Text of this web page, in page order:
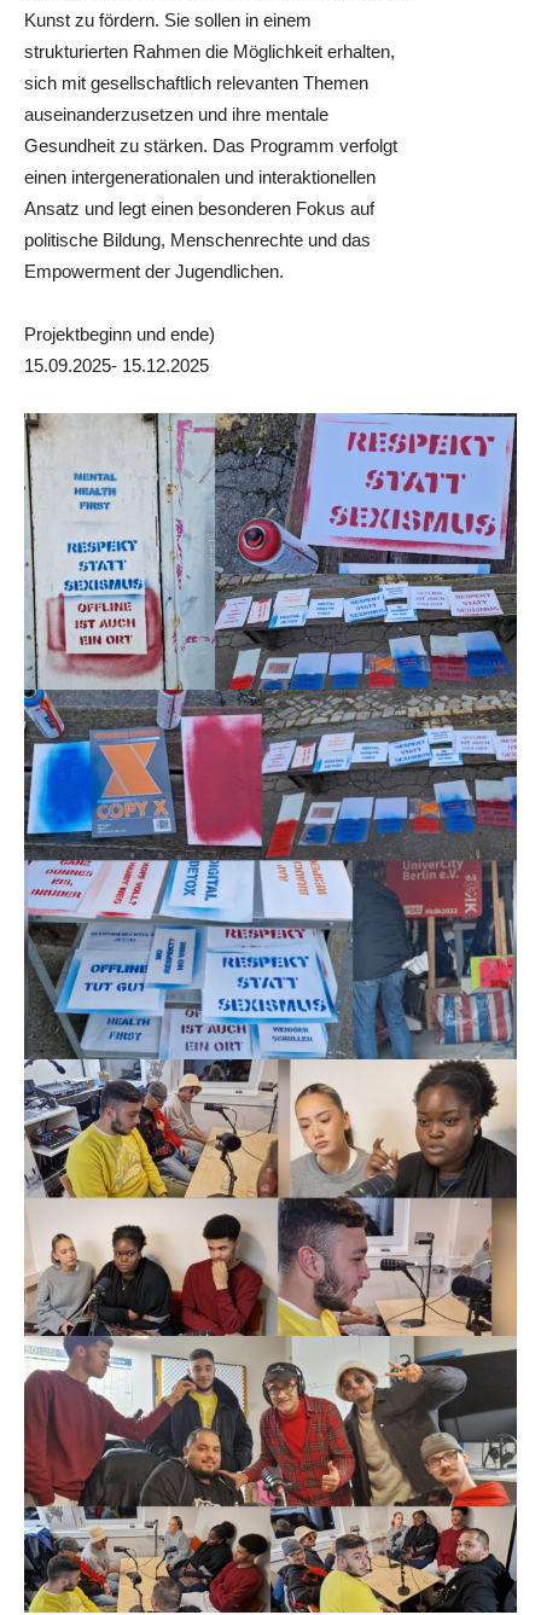
Kunst zu fördern. Sie sollen in einem
strukturierten Rahmen die Möglichkeit erhalten,
sich mit gesellschaftlich relevanten Themen
auseinanderzusetzen und ihre mentale
Gesundheit zu stärken. Das Programm verfolgt
einen intergenerationalen und interaktionellen
Ansatz und legt einen besonderen Fokus auf
politische Bildung, Menschenrechte und das
Empowerment der Jugendlichen.
Projektbeginn und ende)
15.09.2025- 15.12.2025